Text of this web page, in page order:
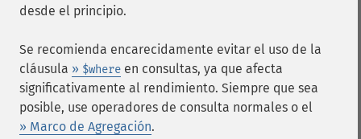
desde el principio.
Se recomienda encarecidamente evitar el uso de la
cláusula » $where en consultas, ya que afecta
significativamente al rendimiento. Siempre que sea
posible, use operadores de consulta normales o el
» Marco de Agregación.